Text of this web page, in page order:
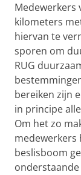
Medewerkers
kilometers
hiervan te
sporen om
RUG
bereiken zijn
in principe
Om het zo
medewerkers
beslisboom
onderstaande